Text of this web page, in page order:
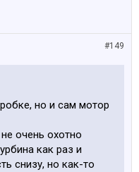
#149
но и сам мотор
очень охотно
как раз и
снизу, но как-то